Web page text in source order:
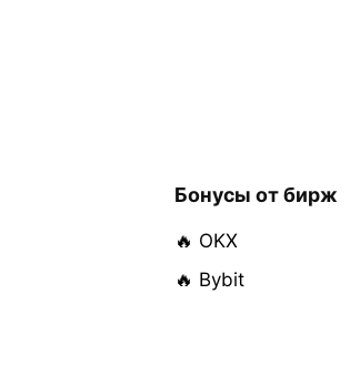
Бонусы от бирж
🔥 OKX
🔥 Bybit